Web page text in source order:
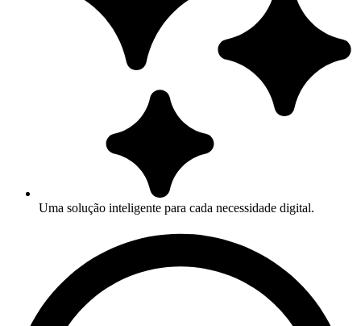
Uma solução inteligente para cada necessidade digital.